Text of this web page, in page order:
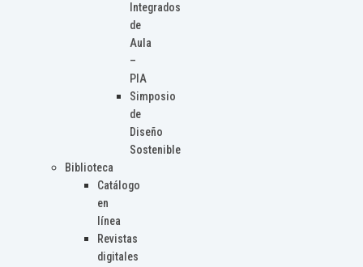
Integrados
de
Aula
–
PIA
Simposio
de
Diseño
Sostenible
Biblioteca
Catálogo
en
línea
Revistas
digitales